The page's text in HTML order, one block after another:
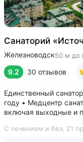
Санаторий
Железноводск50 м до
9.2 30 отзывов
Единственный
году • Медцентр
включая выходные и
бюветы
С лечением и без, 21